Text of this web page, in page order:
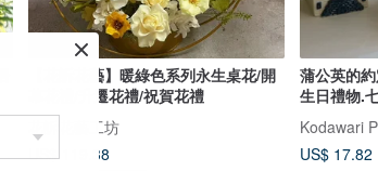
【花訴花藝】暖綠色系列永生桌花/開
幕花禮/升遷花禮/祝賀花禮
花訴花藝工坊
US$ 119.38
蒲公英的
生日禮物.
Kodawari
US$ 17.82